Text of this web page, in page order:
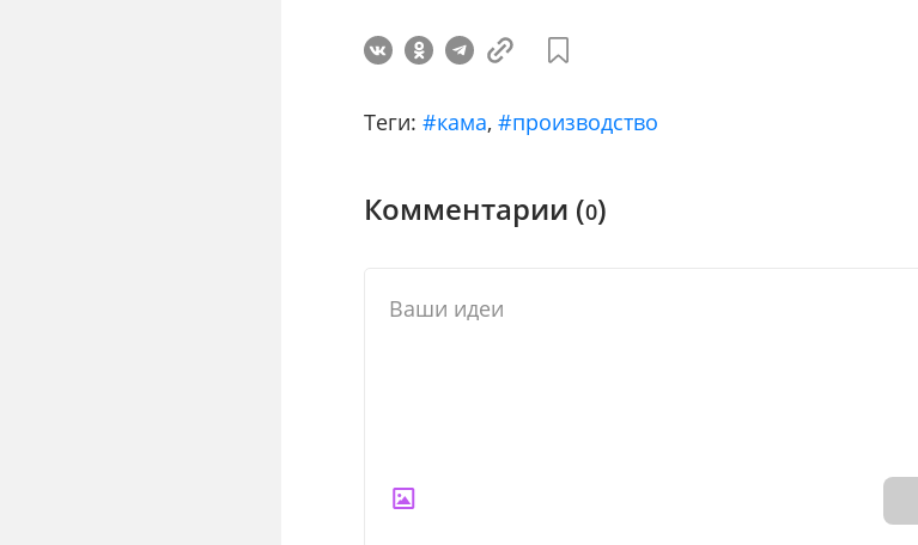
Теги: #кама,#производство
Комментарии (0)